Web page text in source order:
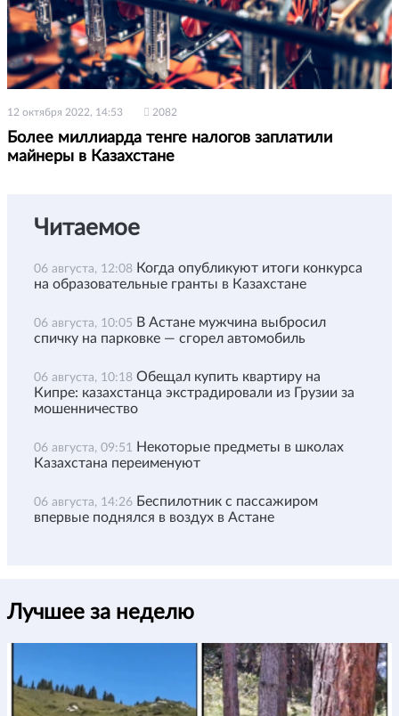
12 октября 2022, 14:53 2082
Более миллиарда тенге налогов заплатили
майнеры в Казахстане
Читаемое
06 августа, 12:08 Когда опубликуют итоги конкурса
на образовательные гранты в Казахстане
06 августа, 10:05 В Астане мужчина выбросил
спичку на парковке — сгорел автомобиль
06 августа, 10:18 Обещал купить квартиру на
Кипре: казахстанца экстрадировали из Грузии за
мошенничество
06 августа, 09:51
Некоторые предметы в школах
Казахстана переименуют
06 августа, 14:26 Беспилотник с пассажиром
впервые поднялся в воздух в Астане
Лучшее за неделю